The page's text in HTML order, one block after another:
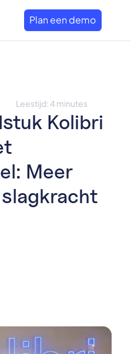
Plan een demo
Leestijd: 4 minutes
Kolibri
Meer